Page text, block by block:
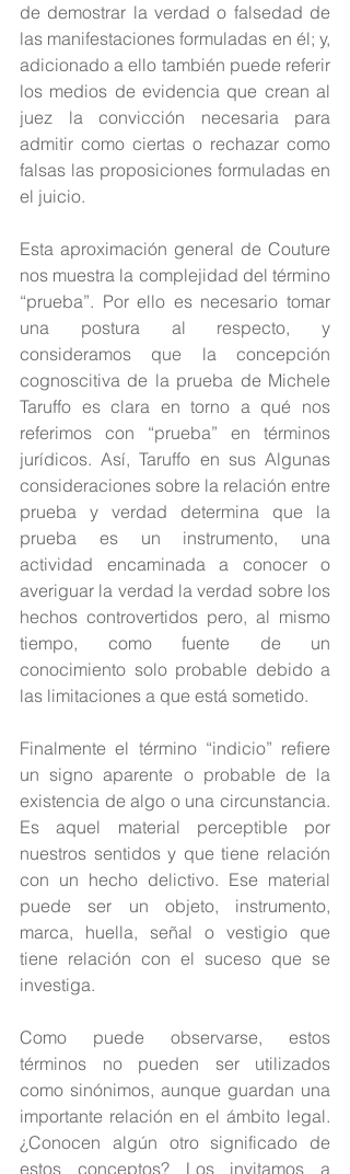
de demostrar la verdad o falsedad de
las manifestaciones formuladas en él; y,
adicionado a ello también puede referir
los medios de evidencia que crean al
juez la convicción necesaria para
admitir como ciertas o rechazar como
falsas las proposiciones formuladas en
el juicio.
Esta aproximación general de Couture
nos muestra la complejidad del término
“prueba”. Por ello es necesario tomar
una postura al respecto, y
consideramos que la concepción
cognoscitiva de la prueba de Michele
Taruffo es clara en torno a qué nos
referimos con “prueba” en términos
jurídicos. Así, Taruffo en sus Algunas
consideraciones sobre la relación entre
prueba y verdad determina que la
prueba es un instrumento, una
actividad encaminada a conocer o
averiguar la verdad la verdad sobre los
hechos controvertidos pero, al mismo
tiempo, como fuente de un
conocimiento solo probable debido a
las limitaciones a que está sometido.
Finalmente el término “indicio” refiere
un signo aparente o probable de la
existencia de algo o una circunstancia.
Es aquel material perceptible por
nuestros sentidos y que tiene relación
con un hecho delictivo. Ese material
puede ser un objeto, instrumento,
marca, huella, señal o vestigio que
tiene relación con el suceso que se
investiga.
Como puede observarse, estos
términos no pueden ser utilizados
como sinónimos, aunque guardan una
importante relación en el ámbito legal.
¿Conocen algún otro significado de
estos conceptos? Los invitamos a